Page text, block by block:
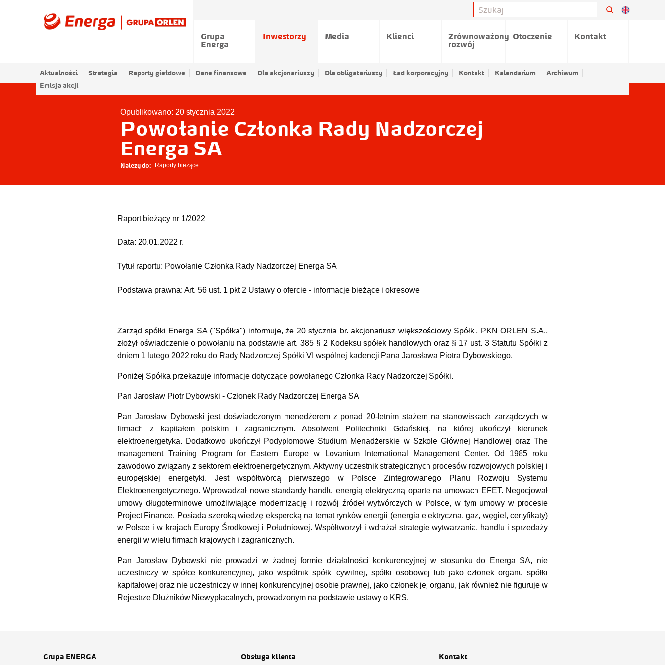
Grupa
Energa
Inwestorzy
Aktualności Strategia Raporty giełdowe Dane finansowe Dla akcjonariuszy Dla obligatariuszy Ład korporacyjny Kontakt Kalendarium
Archiwum
Emisja akcji
Media Klienci
Zrównoważony
rozwój
Otoczenie Kontakt
Opublikowano: 20 stycznia 2022
Powołanie Członka Rady Nadzorczej
Energa SA
Należy do: Raporty bieżące
Raport bieżący nr 1/2022
Data: 20.01.2022 r.
Tytuł raportu: Powołanie Członka Rady Nadzorczej Energa SA
Podstawa prawna: Art. 56 ust. 1 pkt 2 Ustawy o ofercie - informacje bieżące i okresowe
Zarząd spółki Energa SA ("Spółka") informuje, że 20 stycznia br. akcjonariusz większościowy Spółki, PKN ORLEN S.A.,
złożył oświadczenie o powołaniu na podstawie art. 385 § 2 Kodeksu spółek handlowych oraz § 17 ust. 3 Statutu Spółki z
dniem 1 lutego 2022 roku do Rady Nadzorczej Spółki VI wspólnej kadencji Pana Jarosława Piotra Dybowskiego.
Poniżej Spółka przekazuje informacje dotyczące powołanego Członka Rady Nadzorczej Spółki.
Pan Jarosław Piotr Dybowski - Członek Rady Nadzorczej Energa SA
Pan Jarosław Dybowski jest doświadczonym menedżerem z ponad 20-letnim stażem na stanowiskach zarządczych w
firmach z kapitałem polskim i zagranicznym. Absolwent Politechniki Gdańskiej, na której ukończył kierunek
elektroenergetyka. Dodatkowo ukończył Podyplomowe Studium Menadżerskie w Szkole Głównej Handlowej oraz The
management Training Program for Eastern Europe w Lovanium International Management Center. Od 1985 roku
zawodowo związany z sektorem elektroenergetycznym. Aktywny uczestnik strategicznych procesów rozwojowych polskiej i
europejskiej energetyki. Jest współtwórcą pierwszego w Polsce Zintegrowanego Planu Rozwoju Systemu
Elektroenergetycznego. Wprowadzał nowe standardy handlu energią elektryczną oparte na umowach EFET. Negocjował
umowy długoterminowe umożliwiające modernizację i rozwój źródeł wytwórczych w Polsce, w tym umowy w procesie
Project Finance. Posiada szeroką wiedzę ekspercką na temat rynków energii (energia elektryczna, gaz, węgiel, certyfikaty)
w Polsce i w krajach Europy Środkowej i Południowej. Współtworzył i wdrażał strategie wytwarzania, handlu i sprzedaży
energii w wielu firmach krajowych i zagranicznych.
Pan Jarosław Dybowski nie prowadzi w żadnej formie działalności konkurencyjnej w stosunku do Energa SA, nie
uczestniczy w spółce konkurencyjnej, jako wspólnik spółki cywilnej, spółki osobowej lub jako członek organu spółki
kapitałowej oraz nie uczestniczy w innej konkurencyjnej osobie prawnej, jako członek jej organu, jak również nie figuruje w
Rejestrze Dłużników Niewypłacalnych, prowadzonym na podstawie ustawy o KRS.
Grupa ENERGA
Obsługa klienta
Kontakt